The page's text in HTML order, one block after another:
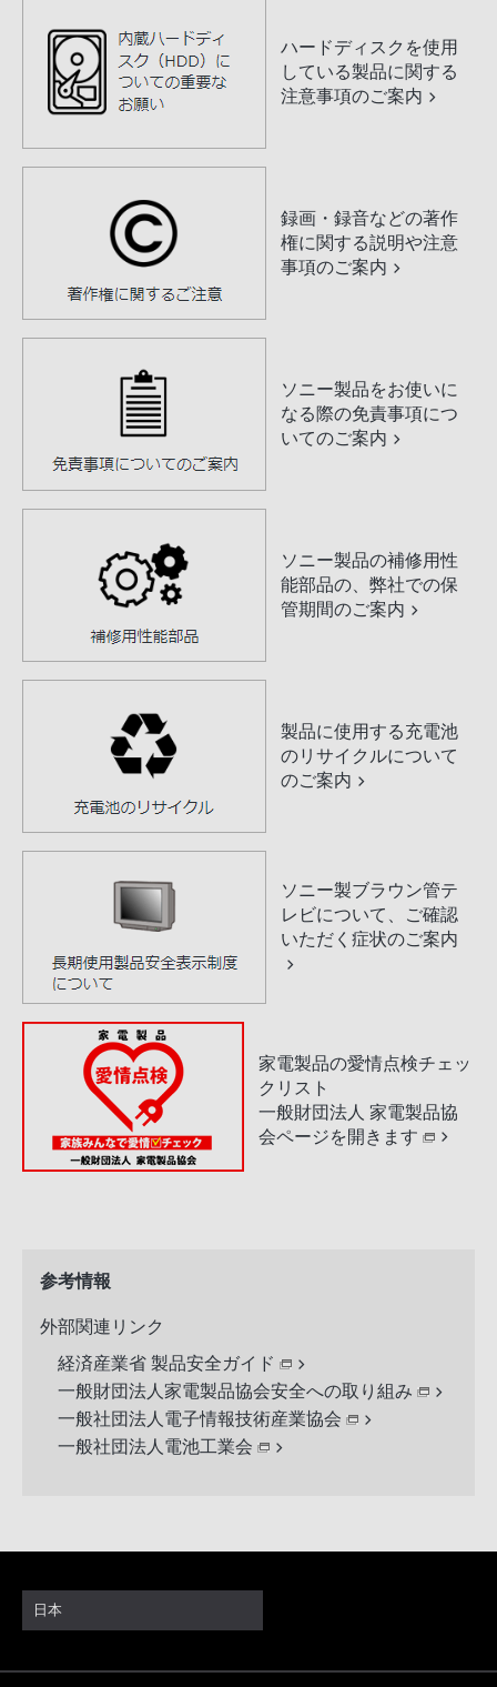
ハードディスクを使用
している製品に関する
注意事項のご案内
録画・録音などの著作
権に関する説明や注意
事項のご案内
ソニー製品をお使いに
なる際の免責事項につ
いてのご案内
ソニー製品の補修用性
能部品の、弊社での保
管期間のご案内
製品に使用する充電池
のリサイクルについて
のご案内
ソニー製ブラウン管テ
レビについて、ご確認
いただく症状のご案内
家電製品の愛情点検チェッ
クリスト
一般財団法人 家電製品協
会ページを開きます
参考情報
外部関連リンク
経済産業省 製品安全ガイド
一般財団法人家電製品協会安全への取り組み
一般社団法人電子情報技術産業協会
一般社団法人電池工業会
日本